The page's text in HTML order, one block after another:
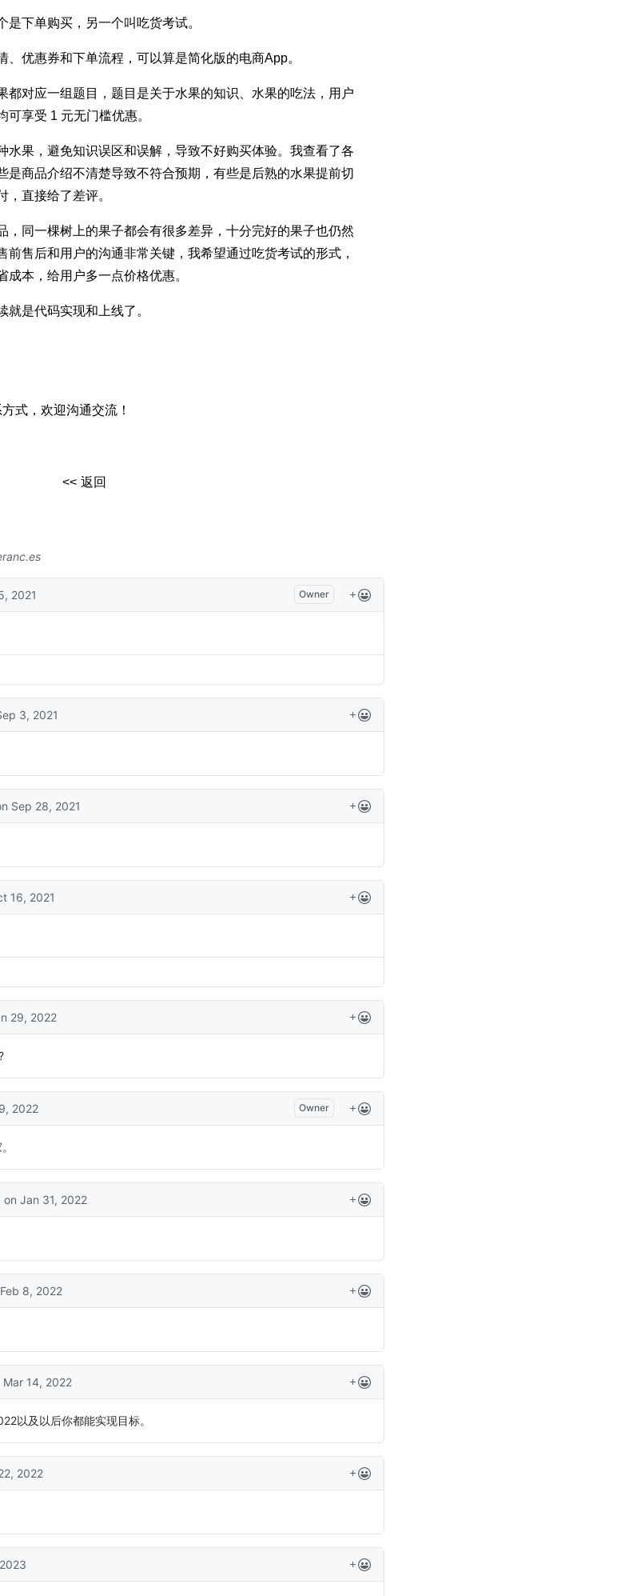
下单购买，另一个叫吃货考试。
优惠券和下单流程，可以算是简化版的电商App。
都对应一组题目，题目是关于水果的知识、水果的吃法，用户
享受 1 元无门槛优惠。
水果，避免知识误区和误解，导致不好购买体验。我查看了各
是商品介绍不清楚导致不符合预期，有些是后熟的水果提前切
直接给了差评。
，同一棵树上的果子都会有很多差异，十分完好的果子也仍然
售后和用户的沟通非常关键，我希望通过吃货考试的形式，
本，给用户多一点价格优惠。
就是代码实现和上线了。
式，欢迎沟通交流！
返回